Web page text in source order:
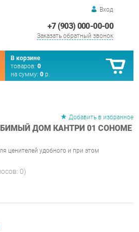
Вход
+7 (903) 000-00-00
Заказать обратный звонок
В корзине
товаров: 0
на сумму: 0 р.
Добавить в избранное
ДОМ КАНТРИ 01 СОНОМЕ
ценителей удобного и при этом
0)